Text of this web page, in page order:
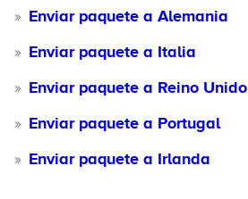
Enviar paquete a Alemania
Enviar paquete a Italia
Enviar paquete a Reino Unido
Enviar paquete a Portugal
Enviar paquete a Irlanda